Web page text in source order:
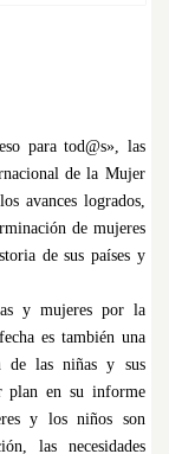
para tod@s», las
de la Mujer
avances logrados,
de mujeres
de sus países y
y mujeres por la
es también una
de las niñas y sus
plan en su informe
y los niños son
las necesidades